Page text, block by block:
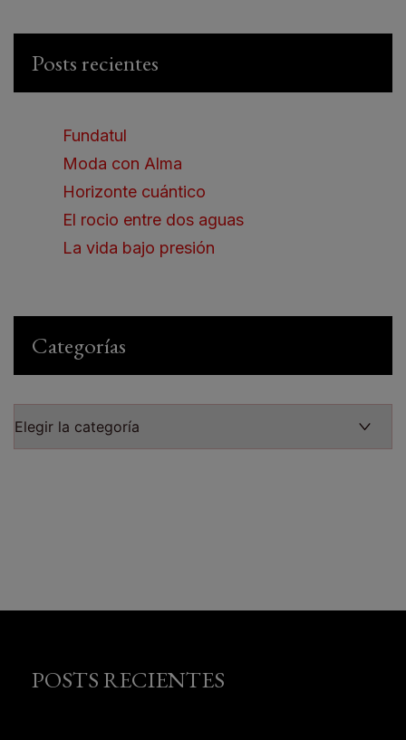
Posts recientes
Fundatul
Moda con Alma
Horizonte cuántico
El rocio entre dos aguas
La vida bajo presión
Categorías
POSTS RECIENTES